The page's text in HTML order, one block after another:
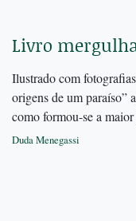
Livro
Ilustrado com
origens de um paraíso”
como formou-se a
Duda Menegassi